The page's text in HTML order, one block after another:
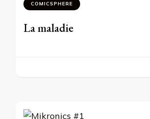
COMICSPHERE
La maladie